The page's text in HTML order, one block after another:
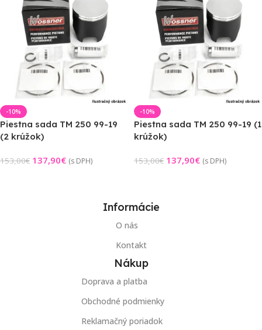
-10%
Piestna sada TM 250 99-19
(2 krúžok)
153,00€ 137,90€ (s DPH)
-10%
Piestna sada TM 250 99-19 (1
krúžok)
153,00€ 137,90€ (s DPH)
Informácie
O nás
Kontakt
Nákup
Doprava a platba
Obchodné podmienky
Reklamačný poriadok